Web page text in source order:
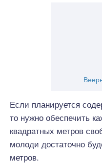
Если планируется
то нужно обеспечить
квадратных метров
молоди достаточно
метров.